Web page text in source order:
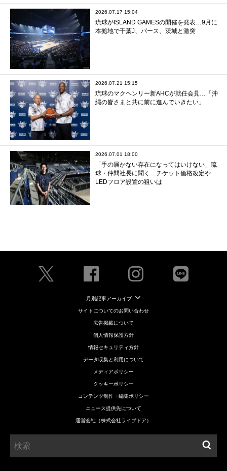
2026.07.17 15:04
琉球がISLAND GAMESの開催を発表…9月に
本拠地で千葉J、パース、茨城と激突
2026.07.21 15:15
琉球のマクヘンリー新AHCが就任会見…「沖
縄の皆さまと共に前に進んでいきたい」
2026.07.01 18:00
「手の届かない存在になってはいけない」琉
球・仲間社長に聞く…チケット価格改定や
LEDフロア設置の狙いは
月別記事アーカイブ
サイトについてのお問い合わせ
広告掲載について
個人情報保護方針
情報セキュリティ方針
データ収集と利用について
メディアポリシー
クッキーポリシー
コンテンツ制作・編集ポリシー
ニュース提供先について
運営会社（株式会社ライブドア）